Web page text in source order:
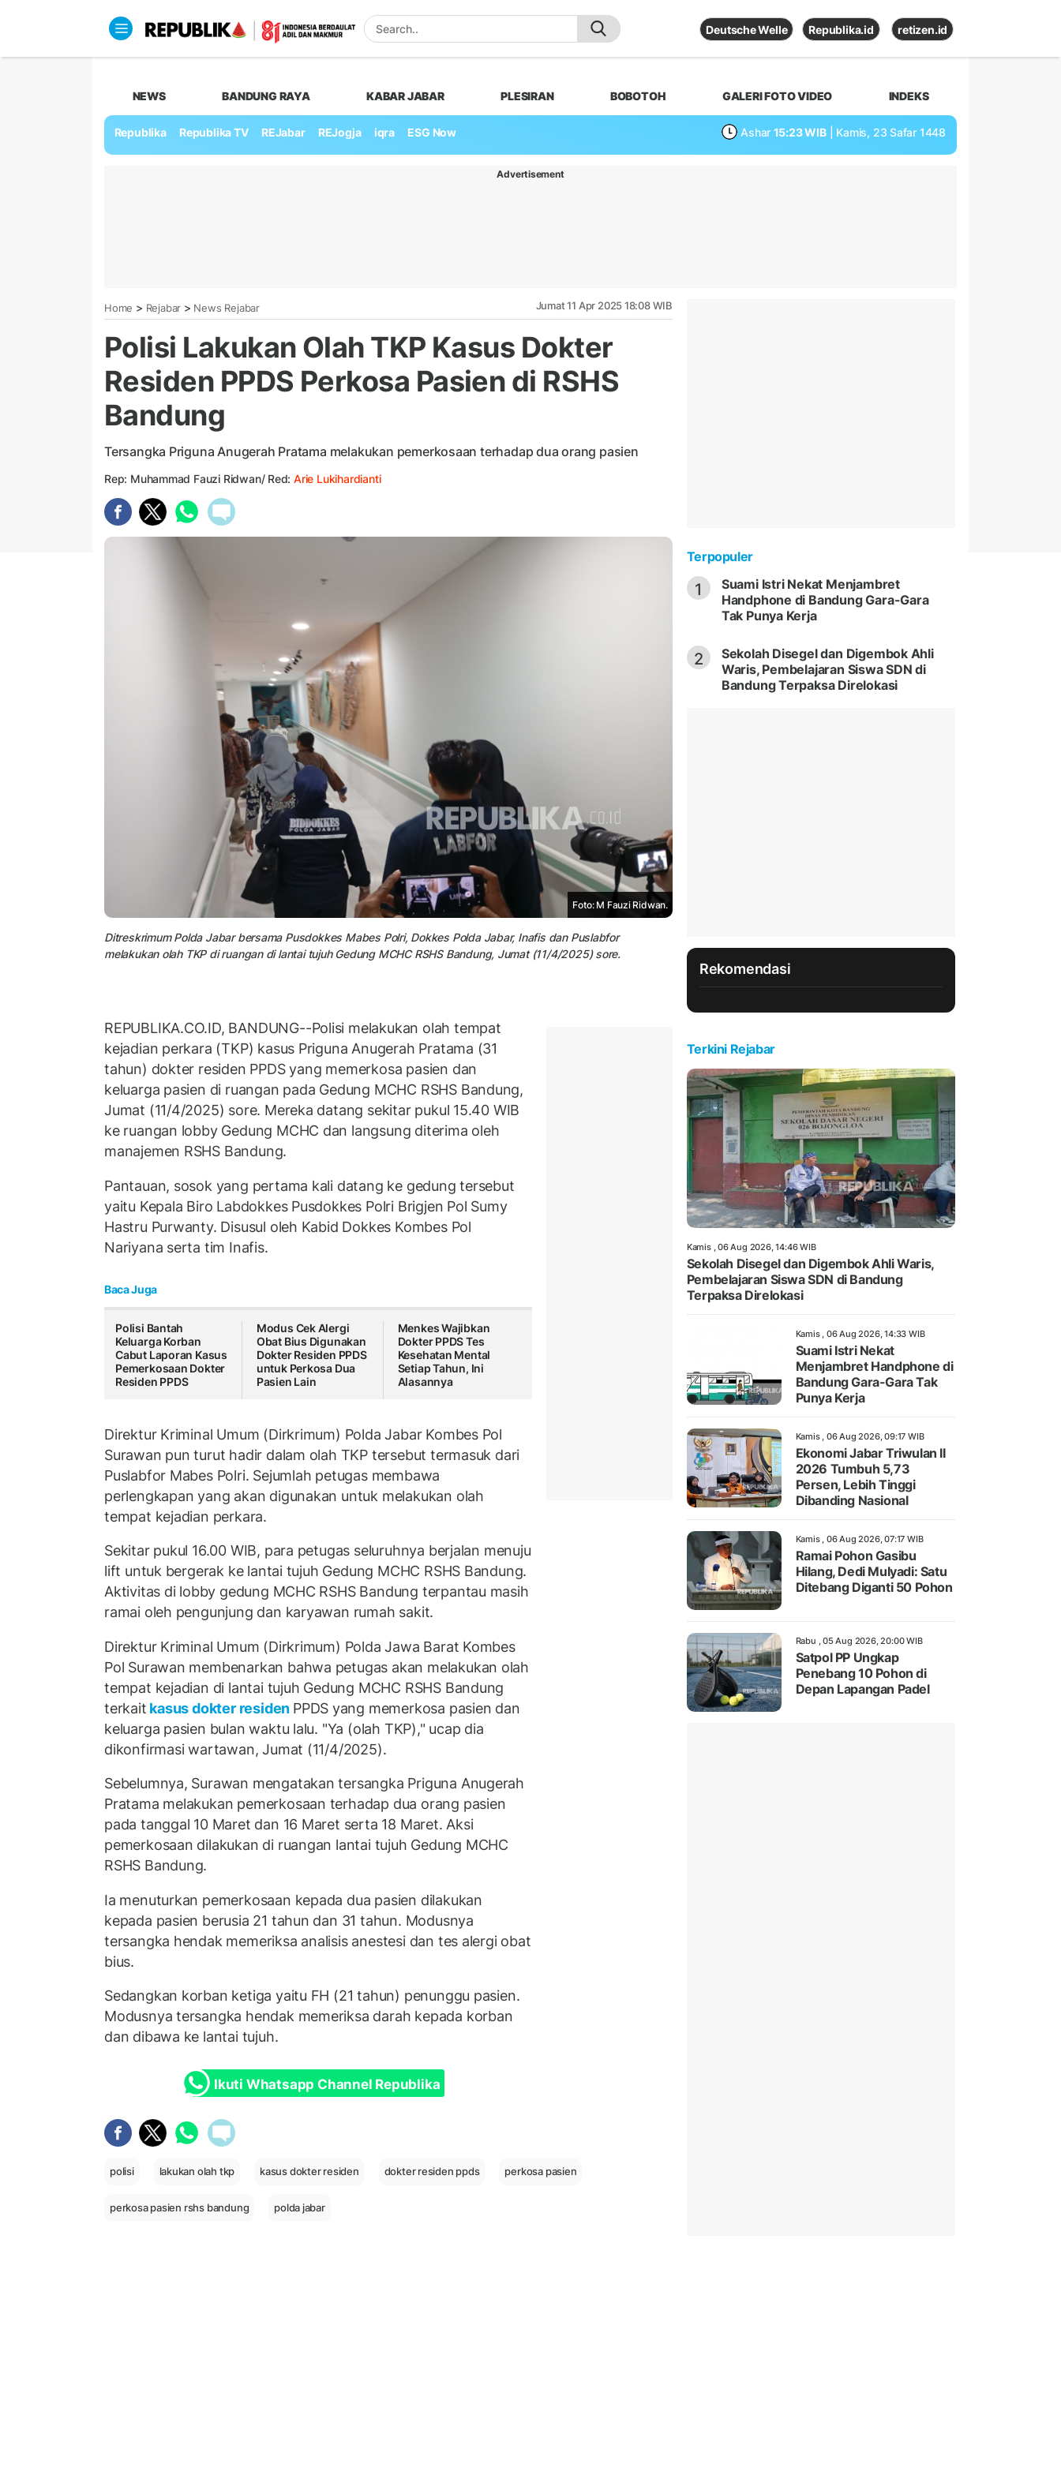
Deutsche Welle Republika.id retizen.id
NEWS BANDUNG RAYA KABAR JABAR PLESIRAN BOBOTOH GALERI FOTO VIDEO INDEKS
Republika Republika TV REJabar REJogja iqra ESG Now Ashar 15:23 WIB | Kamis, 23 Safar 1448
Advertisement
Home > Rejabar > News Rejabar Jumat 11 Apr 2025 18:08 WIB
Polisi Lakukan Olah TKP Kasus Dokter
Residen PPDS Perkosa Pasien di RSHS
Bandung
Tersangka Priguna Anugerah Pratama melakukan pemerkosaan terhadap dua orang pasien
Rep: Muhammad Fauzi Ridwan/ Red:Arie Lukihardianti
Foto: M Fauzi Ridwan.
Ditreskrimum Polda Jabar bersama Pusdokkes Mabes Polri, Dokkes Polda Jabar, Inafis dan Puslabfor
melakukan olah TKP di ruangan di lantai tujuh Gedung MCHC RSHS Bandung, Jumat (11/4/2025) sore.
REPUBLIKA.CO.ID, BANDUNG--Polisi melakukan olah tempat
kejadian perkara (TKP) kasus Priguna Anugerah Pratama (31
tahun) dokter residen PPDS yang memerkosa pasien dan
keluarga pasien di ruangan pada Gedung MCHC RSHS Bandung,
Jumat (11/4/2025) sore. Mereka datang sekitar pukul 15.40 WIB
ke ruangan lobby Gedung MCHC dan langsung diterima oleh
manajemen RSHS Bandung.
Pantauan, sosok yang pertama kali datang ke gedung tersebut
yaitu Kepala Biro Labdokkes Pusdokkes Polri Brigjen Pol Sumy
Hastru Purwanty. Disusul oleh Kabid Dokkes Kombes Pol
Nariyana serta tim Inafis.
Baca Juga
Polisi Bantah
Keluarga Korban
Cabut Laporan Kasus
Pemerkosaan Dokter
Residen PPDS
Modus Cek Alergi
Obat Bius Digunakan
Dokter Residen PPDS
untuk Perkosa Dua
Pasien Lain
Menkes Wajibkan
Dokter PPDS Tes
Kesehatan Mental
Setiap Tahun, Ini
Alasannya
Direktur Kriminal Umum (Dirkrimum) Polda Jabar Kombes Pol
Surawan pun turut hadir dalam olah TKP tersebut termasuk dari
Puslabfor Mabes Polri. Sejumlah petugas membawa
perlengkapan yang akan digunakan untuk melakukan olah
tempat kejadian perkara.
Sekitar pukul 16.00 WIB, para petugas seluruhnya berjalan menuju
lift untuk bergerak ke lantai tujuh Gedung MCHC RSHS Bandung.
Aktivitas di lobby gedung MCHC RSHS Bandung terpantau masih
ramai oleh pengunjung dan karyawan rumah sakit.
Direktur Kriminal Umum (Dirkrimum) Polda Jawa Barat Kombes
Pol Surawan membenarkan bahwa petugas akan melakukan olah
tempat kejadian di lantai tujuh Gedung MCHC RSHS Bandung
terkait kasus dokter residen PPDS yang memerkosa pasien dan
keluarga pasien bulan waktu lalu. "Ya (olah TKP)," ucap dia
dikonfirmasi wartawan, Jumat (11/4/2025).
Sebelumnya, Surawan mengatakan tersangka Priguna Anugerah
Pratama melakukan pemerkosaan terhadap dua orang pasien
pada tanggal 10 Maret dan 16 Maret serta 18 Maret. Aksi
pemerkosaan dilakukan di ruangan lantai tujuh Gedung MCHC
RSHS Bandung.
Ia menuturkan pemerkosaan kepada dua pasien dilakukan
kepada pasien berusia 21 tahun dan 31 tahun. Modusnya
tersangka hendak memeriksa analisis anestesi dan tes alergi obat
bius.
Sedangkan korban ketiga yaitu FH (21 tahun) penunggu pasien.
Modusnya tersangka hendak memeriksa darah kepada korban
dan dibawa ke lantai tujuh.
Ikuti Whatsapp Channel Republika
polisi lakukan olah tkp kasus dokter residen dokter residen ppds perkosa pasien
perkosa pasien rshs bandung polda jabar
Terpopuler
1
Suami Istri Nekat Menjambret
Handphone di Bandung Gara-Gara
Tak Punya Kerja
2
Sekolah Disegel dan Digembok Ahli
Waris, Pembelajaran Siswa SDN di
Bandung Terpaksa Direlokasi
Rekomendasi
Terkini Rejabar
Kamis , 06 Aug 2026, 14:46 WIB
Sekolah Disegel dan Digembok Ahli Waris,
Pembelajaran Siswa SDN di Bandung
Terpaksa Direlokasi
Kamis , 06 Aug 2026, 14:33 WIB
Suami Istri Nekat
Menjambret Handphone di
Bandung Gara-Gara Tak
Punya Kerja
Kamis , 06 Aug 2026, 09:17 WIB
Ekonomi Jabar Triwulan II
2026 Tumbuh 5,73
Persen, Lebih Tinggi
Dibanding Nasional
Kamis , 06 Aug 2026, 07:17 WIB
Ramai Pohon Gasibu
Hilang, Dedi Mulyadi: Satu
Ditebang Diganti 50 Pohon
Rabu , 05 Aug 2026, 20:00 WIB
Satpol PP Ungkap
Penebang 10 Pohon di
Depan Lapangan Padel